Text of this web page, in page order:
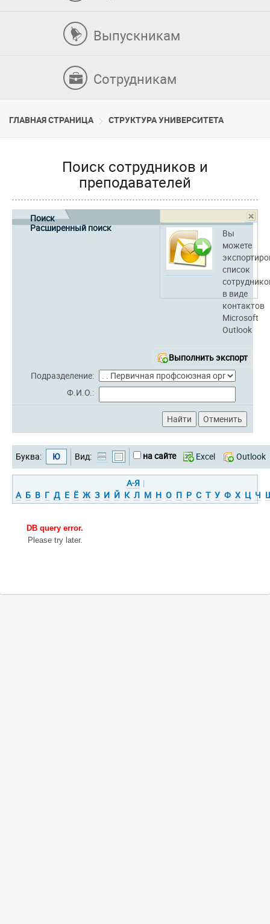
Выпускникам
Сотрудникам
ГЛАВНАЯ СТРАНИЦА CТРУКТУРА УНИВЕРСИТЕТА
Поиск сотрудников и
преподавателей
Вы
можете
список
в виде
контактов
Microsoft
Outlook
Выполнить экспорт
Поиск
Расширенный поиск
Подразделение:
Ф.И.О.:
Буква: Ю Вид: на сайте Excel Outlook
А-Я |
А Б В Г Д Е Ё Ж З И Й К Л М Н О П Р С Т У Ф Х Ц Ч
DB query error.
Please try later.